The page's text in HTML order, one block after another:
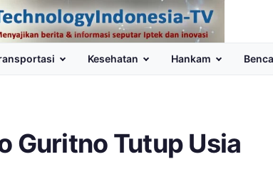
Kesehatan Hankam
Guritno Tutup Usia